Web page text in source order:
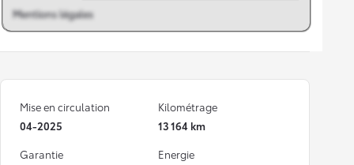
Mentions légales
Mise en circulation
04-2025
Kilométrage
13 164 km
Garantie
Energie